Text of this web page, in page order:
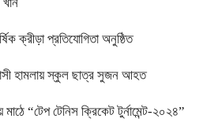
ক্রীড়া প্রতিযোগিতা অনুষ্ঠিত
হামলায় স্কুল ছাত্র সুজন আহত
“টেপ টেনিস ক্রিকেট টুর্নামেন্ট-২০২৪”